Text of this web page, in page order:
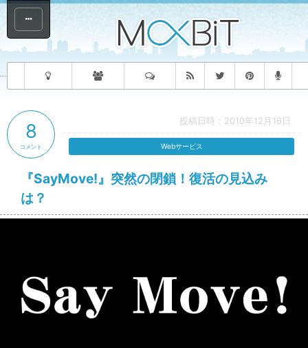
投稿日時：2010年12月16日
『SayMove!』突然の閉鎖！復活の見込み
は？
8
コメント Webサービス